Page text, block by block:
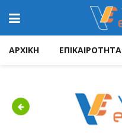
ΑΡΧΙΚΗ ΕΠΙΚΑΙΡΟΤΗΤΑ
Previous